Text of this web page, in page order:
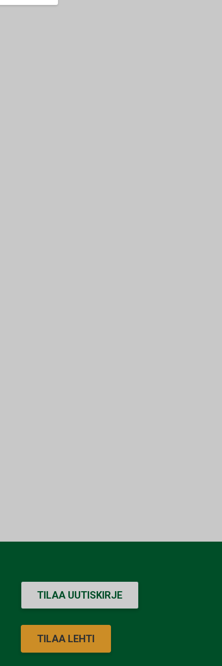
TILAA UUTISKIRJE
TILAA LEHTI